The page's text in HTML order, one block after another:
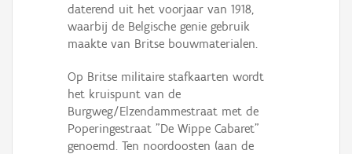
daterend uit het voorjaar van 1918,
waarbij de Belgische genie gebruik
maakte van Britse bouwmaterialen.
Op Britse militaire stafkaarten wordt
het kruispunt van de
Burgweg/Elzendammestraat met de
Poperingestraat "De Wippe Cabaret"
genoemd. Ten noordoosten (aan de